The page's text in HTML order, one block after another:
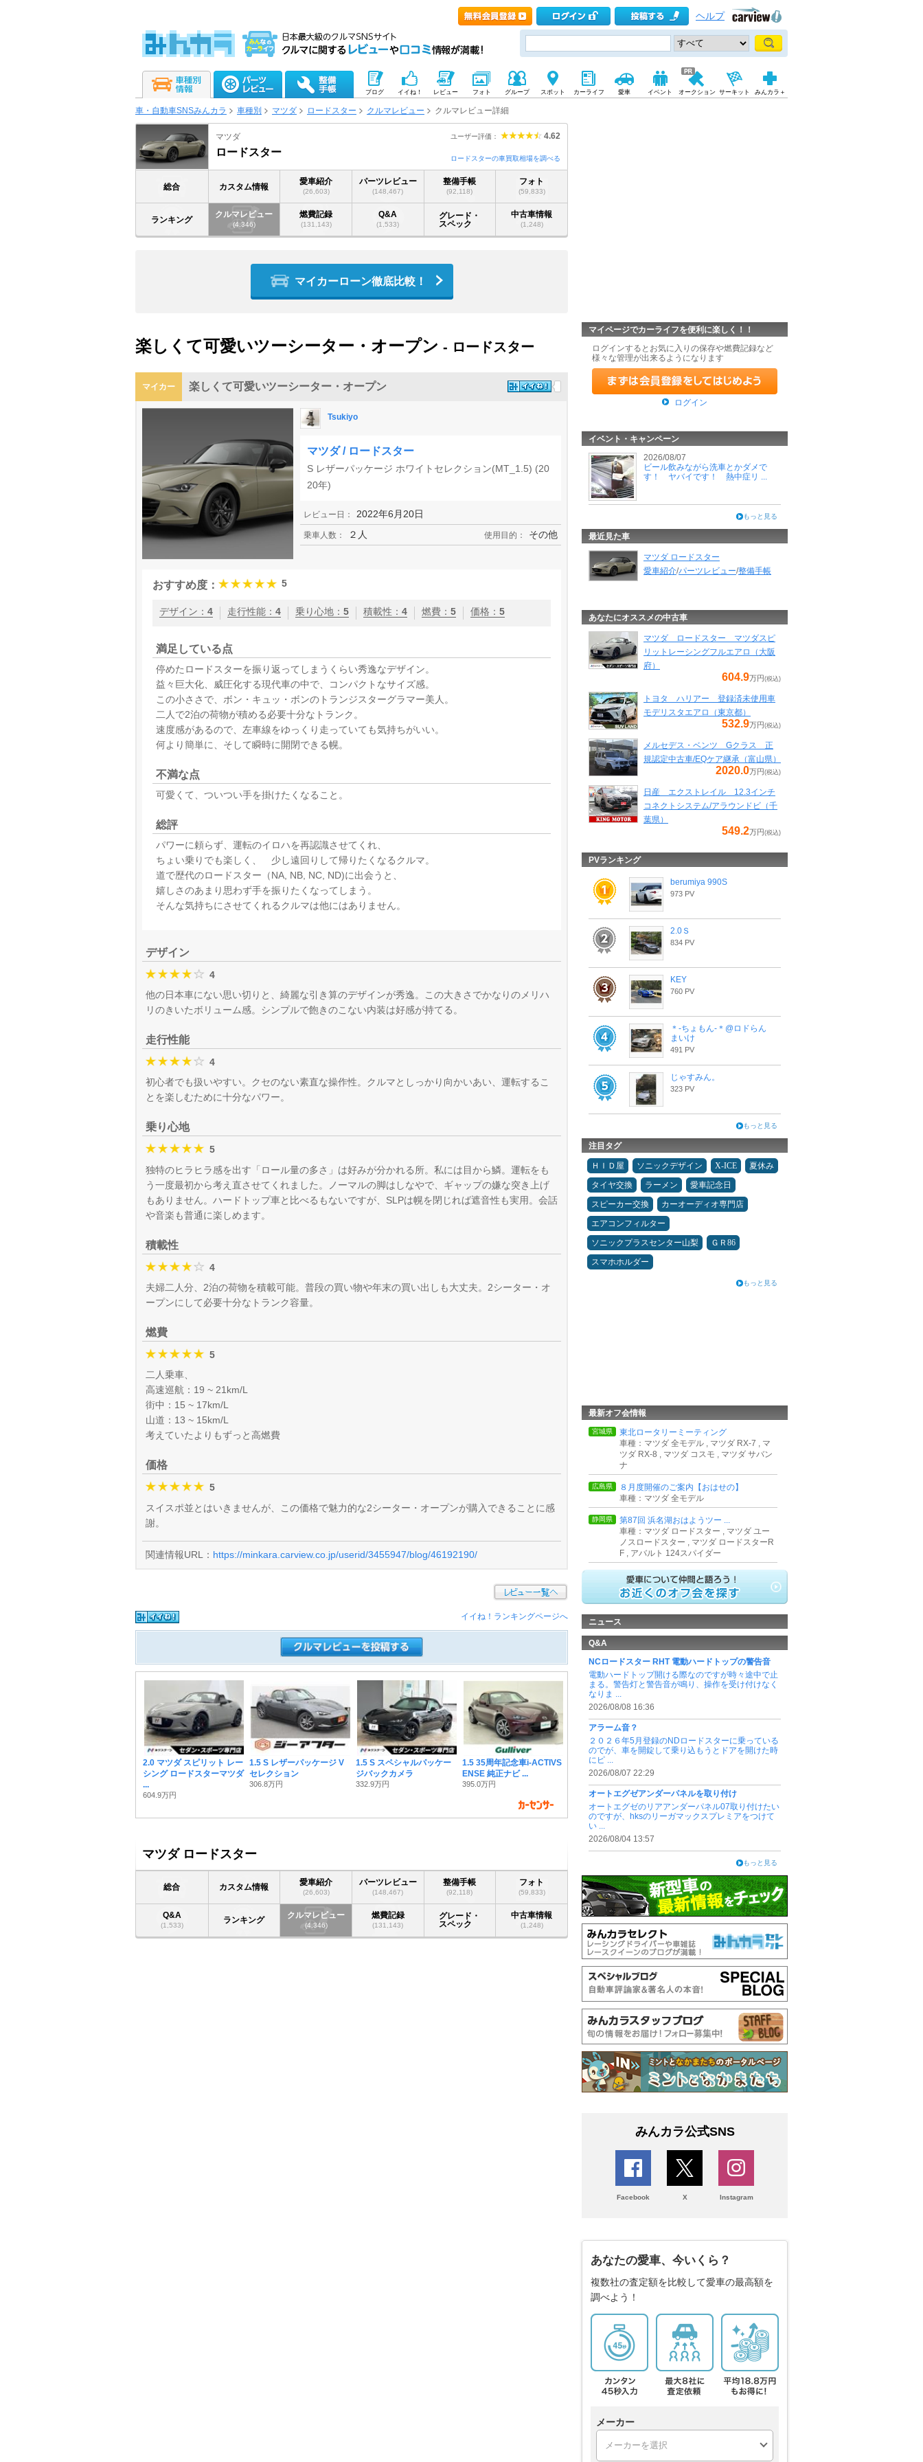
ヘルプ
ブログ イイね！ レビュー フォト グループ スポット カーライフ 愛車 イベント オークション サーキット みんカラ＋
車・自動車SNSみんカラ 車種別 マツダ ロードスター クルマレビュー クルマレビュー詳細
ユーザー評価： 4.62
マツダ
ロードスター
ロードスターの車買取相場を調べる
総合 カスタム情報
愛車紹介
(26,603)
パーツレビュー
(148,467)
整備手帳
(92,118)
フォト
(59,833)
ランキング
クルマレビュー
(4,346)
燃費記録
(131,143)
Q&A
(1,533)
グレード・
スペック
中古車情報
(1,248)
マイカーローン徹底比較！
楽しくて可愛いツーシーター・オープン - ロードスター
マイカー 楽しくて可愛いツーシーター・オープン
Tsukiyo
マツダ / ロードスター
S レザーパッケージ ホワイトセレクション(MT_1.5) (20
20年)
レビュー日： 2022年6月20日
乗車人数： ２人 使用目的： その他
おすすめ度： 5
デザイン ： 4 走行性能 ： 4 乗り心地 ： 5 積載性 ： 4 燃費 ： 5 価格 ： 5
満足している点
停めたロードスターを振り返ってしまうくらい秀逸なデザイン。
益々巨大化、威圧化する現代車の中で、コンパクトなサイズ感。
この小ささで、ボン・キュッ・ボンのトランジスターグラマー美人。
二人で2泊の荷物が積める必要十分なトランク。
速度感があるので、左車線をゆっくり走っていても気持ちがいい。
何より簡単に、そして瞬時に開閉できる幌。
不満な点
可愛くて、ついつい手を掛けたくなること。
総評
パワーに頼らず、運転のイロハを再認識させてくれ、
ちょい乗りでも楽しく、 少し遠回りして帰りたくなるクルマ。
道で歴代のロードスター（NA, NB, NC, ND)に出会うと、
嬉しさのあまり思わず手を振りたくなってしまう。
そんな気持ちにさせてくれるクルマは他にはありません。
デザイン
4
他の日本車にない思い切りと、綺麗な引き算のデザインが秀逸。この大きさでかなりのメリハ
リのきいたボリューム感。シンプルで飽きのこない内装は好感が持てる。
走行性能
4
初心者でも扱いやすい。クセのない素直な操作性。クルマとしっかり向かいあい、運転するこ
とを楽しむために十分なパワー。
乗り心地
5
独特のヒラヒラ感を出す「ロール量の多さ」は好みが分かれる所。私には目から鱗。運転をも
う一度最初から考え直させてくれました。ノーマルの脚はしなやで、ギャップの嫌な突き上げ
もありません。ハードトップ車と比べるもないですが、SLPは幌を閉じれば遮音性も実用。会話
や音楽も普通に楽しめます。
積載性
4
夫婦二人分、2泊の荷物を積載可能。普段の買い物や年末の買い出しも大丈夫。2シーター・オ
ープンにして必要十分なトランク容量。
燃費
5
二人乗車、
高速巡航：19 ~ 21km/L
街中：15 ~ 17km/L
山道：13 ~ 15km/L
考えていたよりもずっと高燃費
価格
5
スイスポ並とはいきませんが、この価格で魅力的な2シーター・オープンが購入できることに感
謝。
関連情報URL： https://minkara.carview.co.jp/userid/3455947/blog/46192190/
イイね！ランキングページへ
2.0 マツダ スピリット レー
シング ロードスターマツダ
...
604.9万円
1.5 S レザーパッケージ V
セレクション
306.8万円
1.5 S スペシャルパッケー
ジバックカメラ
332.9万円
1.5 35周年記念車i-ACTIVS
ENSE 純正ナビ ...
395.0万円
マツダ ロードスター
総合 カスタム情報
愛車紹介
(26,603)
パーツレビュー
(148,467)
整備手帳
(92,118)
フォト
(59,833)
Q&A
(1,533) ランキング
クルマレビュー
(4,346)
燃費記録
(131,143)
グレード・
スペック
中古車情報
(1,248)
マイページでカーライフを便利に楽しく！！
ログインするとお気に入りの保存や燃費記録など
様々な管理が出来るようになります
ログイン
イベント・キャンペーン
2026/08/07
ビール飲みながら洗車とかダメで
す！ ヤバイです！ 熱中症リ ...
もっと見る
最近見た車
マツダ ロードスター
愛車紹介/パーツレビュー/整備手帳
あなたにオススメの中古車
マツダ ロードスター マツダスピ
リットレーシングフルエアロ（大阪
府）
604.9万円 (税込)
トヨタ ハリアー 登録済未使用車
モデリスタエアロ（東京都）
532.9万円 (税込)
メルセデス・ベンツ Gクラス 正
規認定中古車/EQケア継承（富山県）
2020.0万円 (税込)
日産 エクストレイル 12.3インチ
コネクトシステム/アラウンドビ（千
葉県）
549.2万円 (税込)
PVランキング
berumiya 990S
973 PV
2.0Ｓ
834 PV
KEY
760 PV
＊-ちょもん-＊@ロドらん
まいけ
491 PV
じゃすみん。
323 PV
もっと見る
注目タグ
ＨＩＤ屋 ソニックデザイン X-ICE
夏休み
タイヤ交換
ラーメン
愛車記念日
スピーカー交換
カーオーディオ専門店
エアコンフィルター
ソニックプラスセンター山梨
ＧＲ86
スマホホルダー
もっと見る
最新オフ会情報
宮城県
東北ロータリーミーティング
車種：マツダ 全モデル , マツダ RX-7 , マ
ツダ RX-8 , マツダ コスモ , マツダ サバン
ナ
広島県
８月度開催のご案内【おはせの】
車種：マツダ 全モデル
静岡県
第87回 浜名湖おはようツー ...
車種：マツダ ロードスター , マツダ ユー
ノスロードスター , マツダ ロードスターR
F , アバルト 124スパイダー
ニュース
Q&A
NCロードスター RHT 電動ハードトップの警告音
電動ハードトップ開ける際なのですが時々途中で止
まる。警告灯と警告音が鳴り、操作を受け付けなく
なりま ...
2026/08/08 16:36
アラーム音？
２０２６年5月登録のNDロードスターに乗っている
のでが、車を開錠して乗り込もうとドアを開けた時
にピ ...
2026/08/07 22:29
オートエグゼアンダーパネルを取り付け
オートエグゼのリアアンダーパネル07取り付けたい
のですが、hksのリーガマックスプレミアをつけて
い ...
2026/08/04 13:57
もっと見る
みんカラ公式SNS
Facebook X Instagram
あなたの愛車、今いくら？
複数社の査定額を比較して愛車の最高額を
調べよう！
メーカー